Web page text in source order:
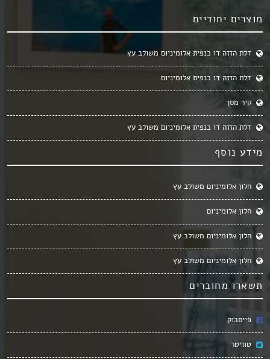
מוצרים יחודיים
דלת הזזה דו כנפית אלומיניום משולב עץ
דלת הזזה דו כנפית אלומיניום
קיר מסך
דלת הזזה דו כנפית אלומיניום משולב עץ
מידע נוסף
חלון אלומיניום משולב עץ
חלון אלומיניום
חלון אלומיניום משולב עץ
חלון אלומיניום משולב עץ
תשארו מחוברים
פייסבוק
טוויטר